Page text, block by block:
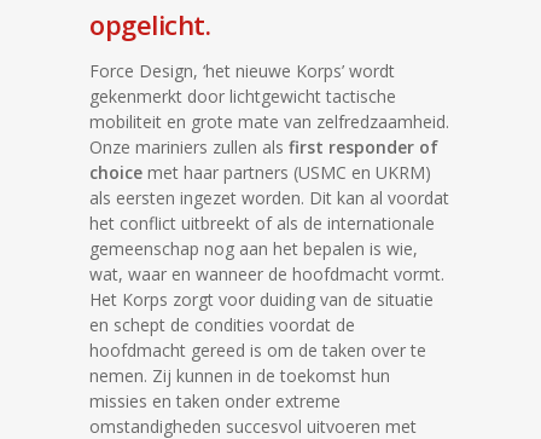
opgelicht.
Force Design, ‘het nieuwe Korps’ wordt
gekenmerkt door lichtgewicht tactische
mobiliteit en grote mate van zelfredzaamheid.
Onze mariniers zullen als first responder of
choice met haar partners (USMC en UKRM)
als eersten ingezet worden. Dit kan al voordat
het conflict uitbreekt of als de internationale
gemeenschap nog aan het bepalen is wie,
wat, waar en wanneer de hoofdmacht vormt.
Het Korps zorgt voor duiding van de situatie
en schept de condities voordat de
hoofdmacht gereed is om de taken over te
nemen. Zij kunnen in de toekomst hun
missies en taken onder extreme
omstandigheden succesvol uitvoeren met